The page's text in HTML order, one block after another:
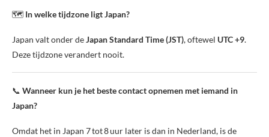
🗺️ In welke tijdzone ligt Japan?
Japan valt onder deJapan Standard Time (JST), oftewel UTC +9.
Deze tijdzone verandert nooit.
📞 Wanneer kun je het beste contact opnemen met iemand in
Japan?
Omdat het in Japan 7 tot 8 uur later is dan in Nederland, is de